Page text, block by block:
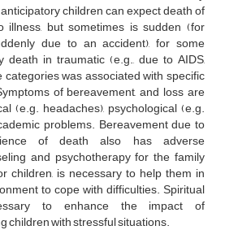
children can expect death of
illness, but sometimes is sudden (for
due to an accident), for some
death in traumatic (e.g., due to AIDS,
was associated with specific
of bereavement, and loss are
(e.g. headaches), psychological (e.g.
problems. Bereavement due to
of death also has adverse
and psychotherapy for the family
children, is necessary to help them in
to cope with difficulties. Spiritual
to enhance the impact of
children with stressful situations.